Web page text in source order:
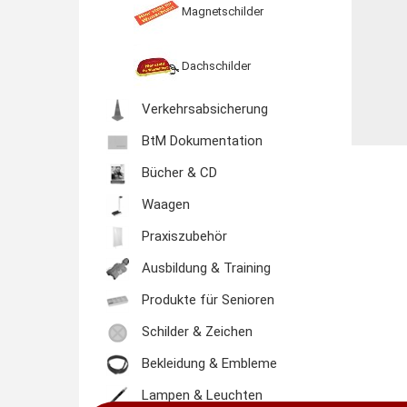
Magnetschilder
Dachschilder
Verkehrsabsicherung
BtM Dokumentation
Bücher & CD
Waagen
Praxiszubehör
Ausbildung & Training
Produkte für Senioren
Schilder & Zeichen
Bekleidung & Embleme
Lampen & Leuchten